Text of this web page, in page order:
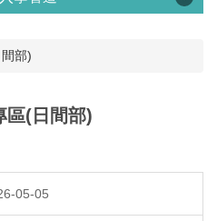
議方向「備審資料準備指引」
部)
區(日間部)
05-05